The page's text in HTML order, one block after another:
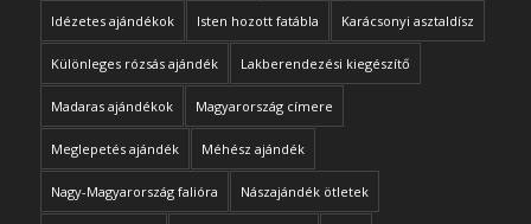
Idézetes ajándékok Isten hozott fatábla Karácsonyi asztaldísz
Különleges rózsás ajándék Lakberendezési kiegészítő
Madaras ajándékok Magyarország címere
Meglepetés ajándék Méhész ajándék
Nagy-Magyarország falióra Nászajándék ötletek